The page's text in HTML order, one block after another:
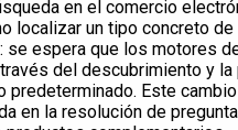
en el comercio
localizar un tipo concreto
se espera que los motores
del descubrimiento y
predeterminado. Este
en la resolución de